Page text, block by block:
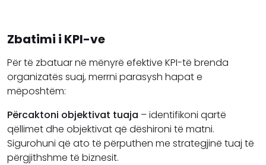
Zbatimi i KPI-ve
Për të zbatuar në mënyrë efektive KPI-të brenda
organizatës suaj, merrni parasysh hapat e
mëposhtëm:
Përcaktoni objektivat tuaja – identifikoni qartë
qëllimet dhe objektivat që dëshironi të matni.
Sigurohuni që ato të përputhen me strategjinë tuaj të
përgjithshme të biznesit.